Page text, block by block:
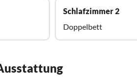
Schlafzimmer 2
Doppelbett